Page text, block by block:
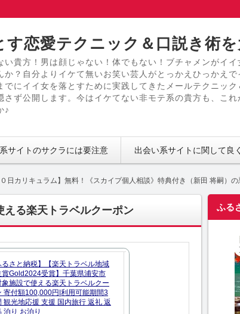
恋愛テクニック＆口説き術
貴方！男は顔じゃない！体でもない！ブチャメンがイ
？自分よりイケて無いお笑い芸人がとっかえひっかえ
にイイ女を落とすために実践してきたメールテクニッ
ず公開します。今はイケてない非モテ系の貴方も、こ
♪
サイトのサクラには要注意 出会い系サイトに関して良
０日カリキュラム】無料！《スカイプ個人相談》特典付き（新田 将嗣）
える楽天トラベルクーポン
るさと納税】【楽天トラベル地域
賞Gold2024受賞】千葉県浦安市
象施設で使える楽天トラベルクー
寄付額100,000円|利用可能期間3
観光地応援 支援 国内旅行 返礼 返
泊り お泊り
ふる